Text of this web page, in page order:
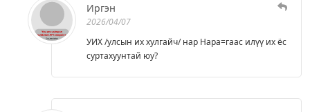
Иргэн
2026/04/07
УИХ /улсын их хулгайч/ нар Нара=гаас илүү их ёс
суртахуунтай юу?